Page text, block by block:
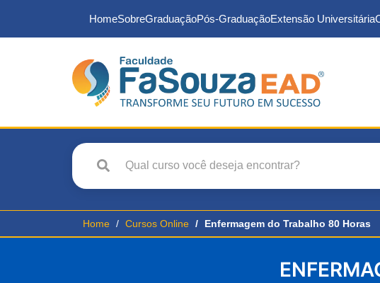
HomeSobreGraduaçãoPós-GraduaçãoExtensão Universitária
Home Cursos Online Enfermagem do Trabalho 80 Horas